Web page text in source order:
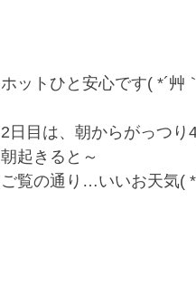
ホットひと安心です( *´艸
2日目は、朝からがっつり
朝起きると～
ご覧の通り…いいお天気(